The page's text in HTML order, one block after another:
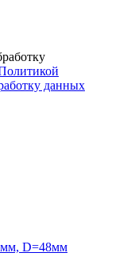
данных
D=48мм